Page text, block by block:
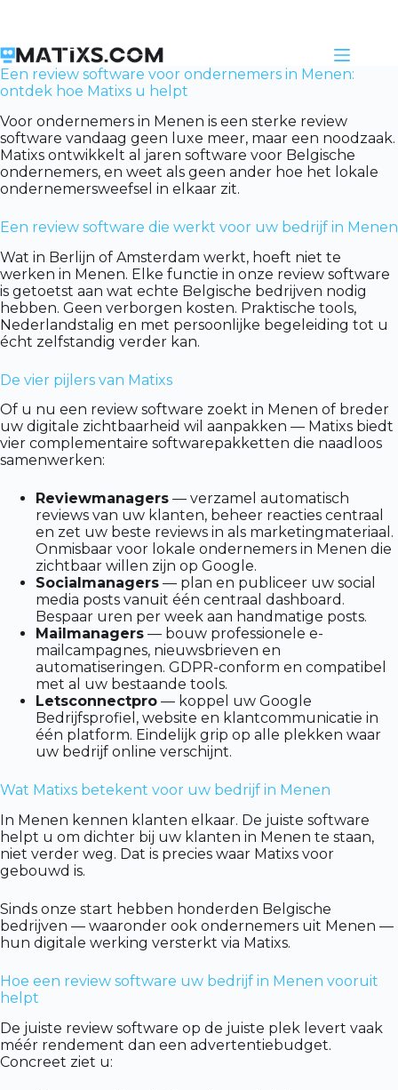
Een review software voor ondernemers in Menen:
ontdek hoe Matixs u helpt
Voor ondernemers in Menen is een sterke review
software vandaag geen luxe meer, maar een noodzaak.
Matixs ontwikkelt al jaren software voor Belgische
ondernemers, en weet als geen ander hoe het lokale
ondernemersweefsel in elkaar zit.
Een review software die werkt voor uw bedrijf in Menen
Wat in Berlijn of Amsterdam werkt, hoeft niet te
werken in Menen. Elke functie in onze review software
is getoetst aan wat echte Belgische bedrijven nodig
hebben. Geen verborgen kosten. Praktische tools,
Nederlandstalig en met persoonlijke begeleiding tot u
écht zelfstandig verder kan.
De vier pijlers van Matixs
Of u nu een review software zoekt in Menen of breder
uw digitale zichtbaarheid wil aanpakken — Matixs biedt
vier complementaire softwarepakketten die naadloos
samenwerken:
Reviewmanagers — verzamel automatisch
reviews van uw klanten, beheer reacties centraal
en zet uw beste reviews in als marketingmateriaal.
Onmisbaar voor lokale ondernemers in Menen die
zichtbaar willen zijn op Google.
Socialmanagers — plan en publiceer uw social
media posts vanuit één centraal dashboard.
Bespaar uren per week aan handmatige posts.
Mailmanagers — bouw professionele e-
mailcampagnes, nieuwsbrieven en
automatiseringen. GDPR-conform en compatibel
met al uw bestaande tools.
Letsconnectpro — koppel uw Google
Bedrijfsprofiel, website en klantcommunicatie in
één platform. Eindelijk grip op alle plekken waar
uw bedrijf online verschijnt.
Wat Matixs betekent voor uw bedrijf in Menen
In Menen kennen klanten elkaar. De juiste software
helpt u om dichter bij uw klanten in Menen te staan,
niet verder weg. Dat is precies waar Matixs voor
gebouwd is.
Sinds onze start hebben honderden Belgische
bedrijven — waaronder ook ondernemers uit Menen —
hun digitale werking versterkt via Matixs.
Hoe een review software uw bedrijf in Menen vooruit
helpt
De juiste review software op de juiste plek levert vaak
méér rendement dan een advertentiebudget.
Concreet ziet u: